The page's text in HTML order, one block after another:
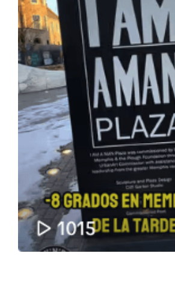
ARTÍCULOS
QUÉ HACEMOS
MECENAZGO
CONTRATACIÓN
CONTACTO
BIO